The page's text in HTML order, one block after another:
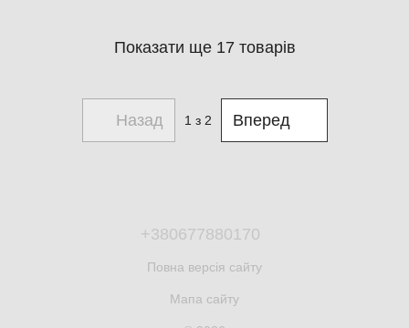
Показати ще 17 товарів
Назад 1 з 2 Вперед
+380677880170
Повна версія сайту
Мапа сайту